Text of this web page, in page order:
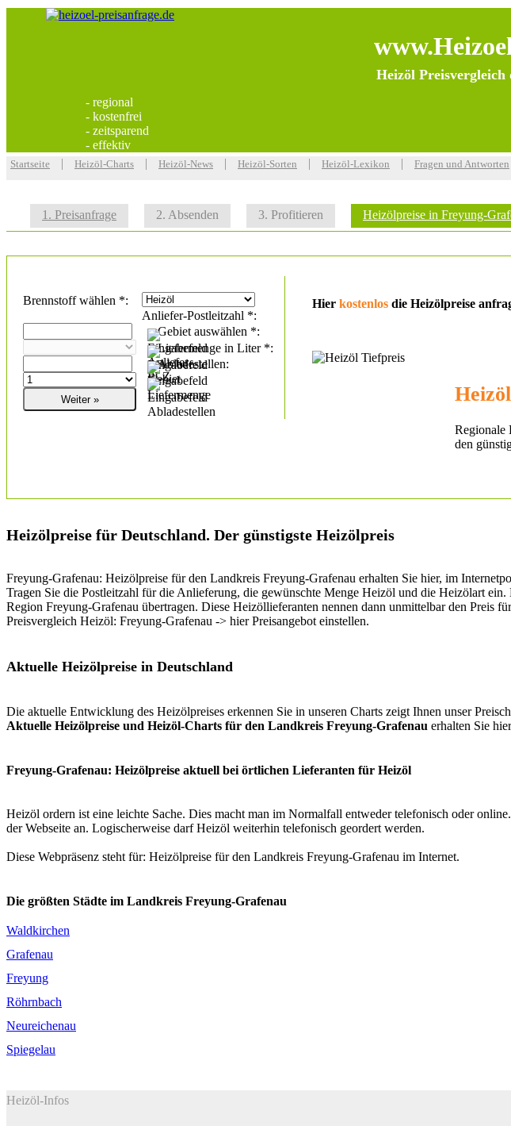
Heizöl
- regional
- kostenfrei
- zeitsparend
- effektiv
Startseite | Heizöl-Charts | Heizöl-News | Heizöl-Sorten | Heizöl-Lexikon | Fragen und Antworten
1. Preisanfrage 2. Absenden 3. Profitieren Heizölpreise in Freyung-
Brennstoff wählen *:
Anliefer-Postleitzahl *:
Gebiet auswählen *:
Liefermenge in Liter *:
Abladestellen:
Hier kostenlos die Heizölpreise
Regionale
den
Heizölpreise für Deutschland. Der günstigste Heizölpreis
Freyung-Grafenau: Heizölpreise für den Landkreis Freyung-Grafenau erhalten Sie hier, im
Tragen Sie die Postleitzahl für die Anlieferung, die gewünschte Menge Heizöl und die Heizölart
Region Freyung-Grafenau übertragen. Diese Heizöllieferanten nennen dann unmittelbar den Preis
Preisvergleich Heizöl: Freyung-Grafenau -> hier Preisangebot einstellen.
Aktuelle Heizölpreise in Deutschland
Die aktuelle Entwicklung des Heizölpreises erkennen Sie in unseren Charts zeigt Ihnen unser
Aktuelle Heizölpreise und Heizöl-Charts für den Landkreis Freyung-Grafenau erhalten Sie
Freyung-Grafenau: Heizölpreise aktuell bei örtlichen Lieferanten für Heizöl
Heizöl ordern ist eine leichte Sache. Dies macht man im Normalfall entweder telefonisch oder
der Webseite an. Logischerweise darf Heizöl weiterhin telefonisch geordert werden.
Diese Webpräsenz steht für: Heizölpreise für den Landkreis Freyung-Grafenau im Internet.
Die größten Städte im Landkreis Freyung-Grafenau
Waldkirchen
Grafenau
Freyung
Röhrnbach
Neureichenau
Spiegelau
Heizöl-Infos